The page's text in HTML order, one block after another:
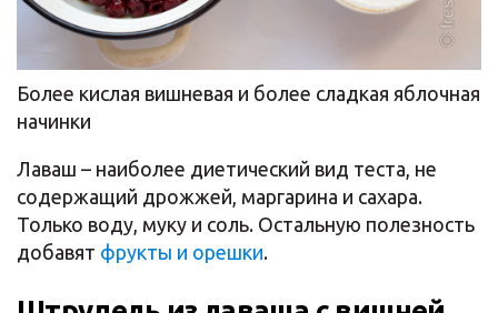
Более кислая вишневая и более сладкая яблочная
начинки
Лаваш – наиболее диетический вид теста, не
содержащий дрожжей, маргарина и сахара.
Только воду, муку и соль. Остальную полезность
добавят фрукты и орешки.